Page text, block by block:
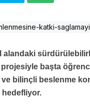
projesiyle başta
bilinçli beslenme
hedefliyor.